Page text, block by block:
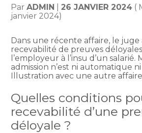
ParADMIN 26 JANVIER 2024 (
janvier 2024)
Dans une récente affaire, le juge
recevabilité de preuves
l’employeur à l’insu d’un salarié.
admission n’est ni automatique
Illustration avec une autre
Quelles conditions
recevabilité d’une
déloyale ?